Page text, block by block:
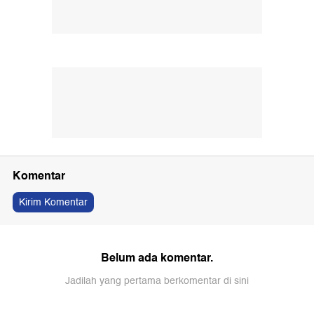
Komentar
Kirim Komentar
Belum ada komentar.
Jadilah yang pertama berkomentar di sini